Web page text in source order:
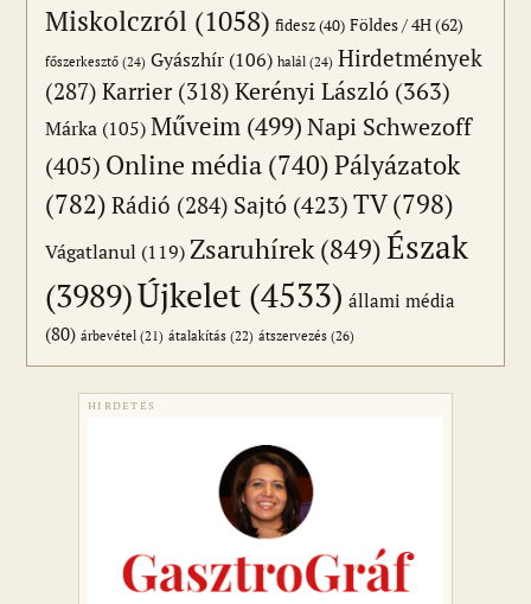
Miskolczról (1058) fidesz(40) Földes / 4H(62)
főszerkesztő (24) Gyászhír (106) halál (24) Hirdetmények
(287) Karrier(318) Kerényi László (363)
Márka (105) Műveim (499)Napi Schwezoff
(405) Online média (740)Pályázatok
(782) Rádió (284) Sajtó (423)TV(798)
Vágatlanul (119)Zsaruhírek(849)Észak
(3989)Újkelet (4533) állami média
(80) árbevétel (21) átalakítás (22) átszervezés (26)
HIRDETÉS